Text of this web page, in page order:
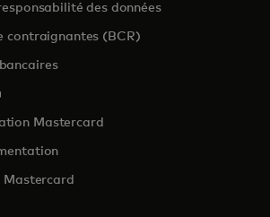
des données
contraignantes (BCR)
dans un nouvel onglet
Mastercard
Mastercard